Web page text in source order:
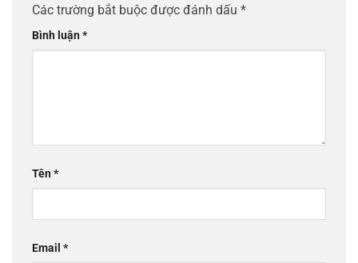
Các trường bắt buộc được đánh dấu *
Bình luận*
Tên*
Email *